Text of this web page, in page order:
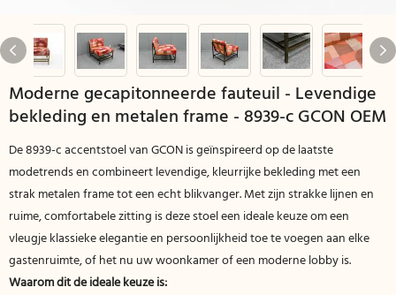
Moderne gecapitonneerde fauteuil - Levendige
bekleding en metalen frame - 8939-c GCON OEM
De 8939-c accentstoel van GCON is geïnspireerd op de laatste
modetrends en combineert levendige, kleurrijke bekleding met een
strak metalen frame tot een echt blikvanger. Met zijn strakke lijnen en
ruime, comfortabele zitting is deze stoel een ideale keuze om een ​​
vleugje klassieke elegantie en persoonlijkheid toe te voegen aan elke
gastenruimte, of het nu uw woonkamer of een moderne lobby is.
Waarom dit de ideale keuze is: